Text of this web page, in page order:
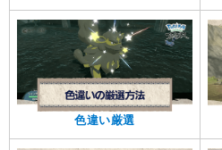
色違い厳選